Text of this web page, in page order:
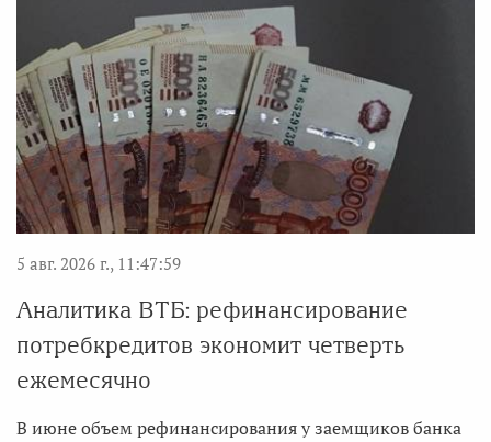
5 авг. 2026 г., 11:47:59
Аналитика ВТБ: рефинансирование
потребкредитов экономит четверть
ежемесячно
В июне объем рефинансирования у заемщиков банка